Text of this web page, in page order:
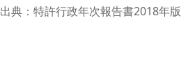
出典：特許行政年次報告書2018年版